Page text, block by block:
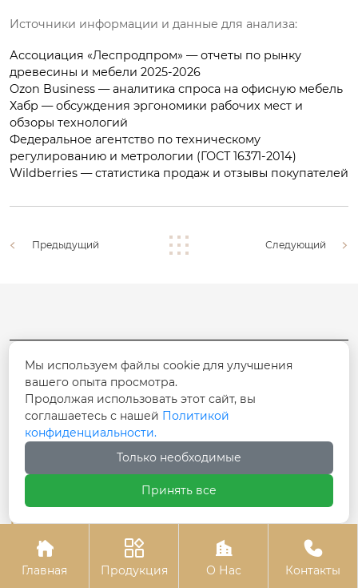
Источники информации и данные для анализа:
Ассоциация «Леспродпром» — отчеты по рынку
древесины и мебели 2025-2026
Ozon Business — аналитика спроса на офисную мебель
Хабр — обсуждения эргономики рабочих мест и
обзоры технологий
Федеральное агентство по техническому
регулированию и метрологии (ГОСТ 16371-2014)
Wildberries — статистика продаж и отзывы покупателей
Предыдущий Следующий
ООО Синьцзян Шэнтай Гостиничная мебель
Каталог
Главная

Главная

Продукция

О Нас

Контакты
Мы используем файлы cookie для улучшения
вашего опыта просмотра.
Продолжая использовать этот сайт, вы
соглашаетесь с нашей Политикой
конфиденциальности.
Только необходимые
Принять все